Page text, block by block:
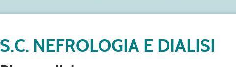
S.C. NEFROLOGIA E DIALISI